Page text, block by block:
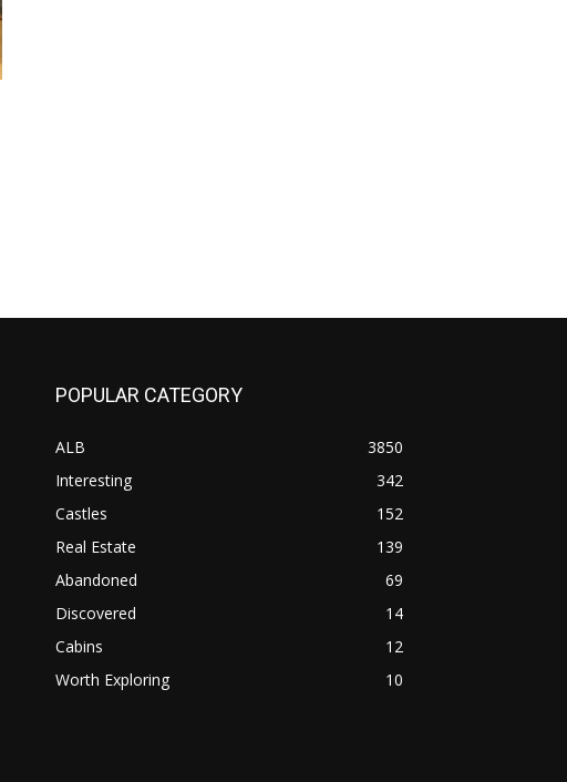
POPULAR CATEGORY
ALB
3850
Interesting
342
Castles
152
Real Estate
139
Abandoned
69
Discovered
14
Cabins
12
Worth Exploring
10